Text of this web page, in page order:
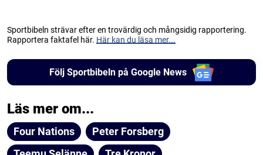
Sportbibeln strävar efter en trovärdig och mångsidig rapportering.
Rapportera faktafel här. Här kan du läsa mer...
Följ Sportbibeln på Google News
Läs mer om...
Four Nations
Peter Forsberg